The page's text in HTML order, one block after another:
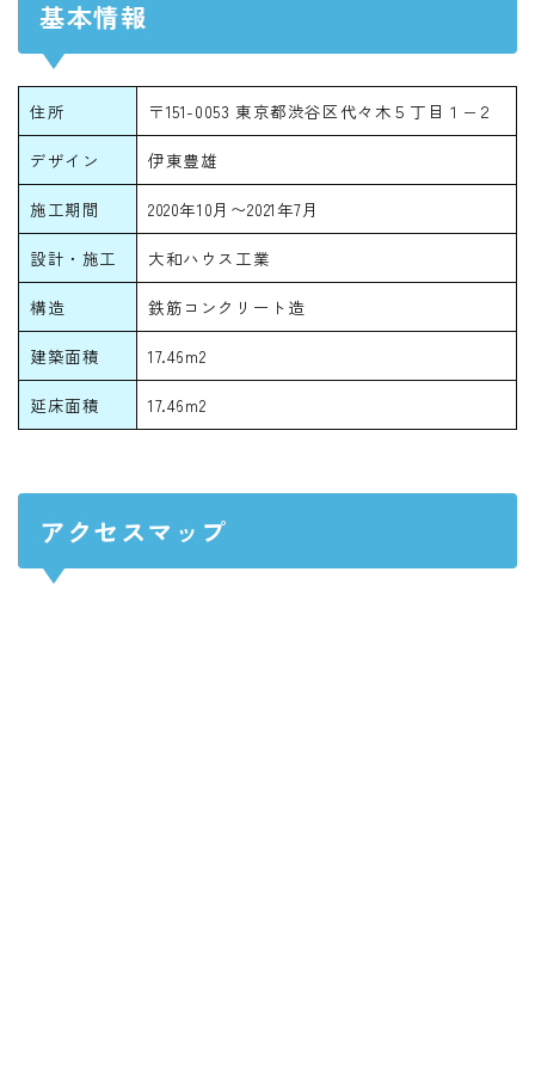
基本情報
住所 〒151-0053 東京都渋谷区代々木５丁目１−２
デザイン 伊東豊雄
施工期間 2020年10月〜2021年7月
設計・施工 大和ハウス工業
構造 鉄筋コンクリート造
建築面積 17.46m2
延床面積 17.46m2
アクセスマップ